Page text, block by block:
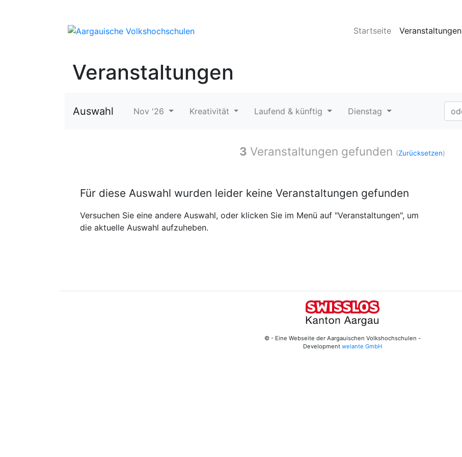
Startseite Veranstaltungen
Veranstaltungen
Auswahl Nov '26 Kreativität Laufend & künftig Dienstag
3 Veranstaltungen gefunden (Zurücksetzen)
Für diese Auswahl wurden leider keine Veranstaltungen gefunden
Versuchen Sie eine andere Auswahl, oder klicken Sie im Menü auf "Veranstaltungen", um
die aktuelle Auswahl aufzuheben.
© - Eine Webseite der Aargauischen Volkshochschulen -
Development welante GmbH